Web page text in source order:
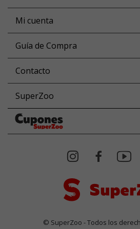
Mi cuenta
Guía de Compra
Contacto
SuperZoo
© SuperZoo - Todos los